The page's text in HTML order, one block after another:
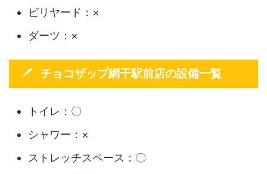
ビリヤード：×
ダーツ：×
チョコザップ網干駅前店の設備一覧
トイレ：〇
シャワー：×
ストレッチスペース：〇